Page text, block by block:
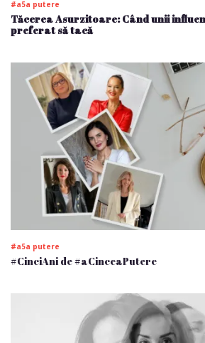
#a5a putere
Tăcerea Asurzitoare: Când unii
preferat să tacă
#a5a putere
#CinciAni de #aCinceaPutere